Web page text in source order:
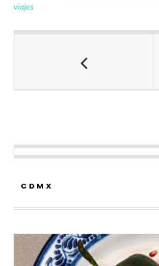
viajes
CDMX